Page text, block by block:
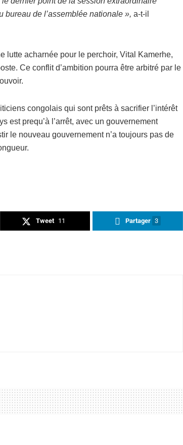
bureau de l’assemblée nationale », a-t-il
lutte acharnée pour le perchoir, Vital Kamerhe,
Ce conflit d’ambition pourra être arbitré par le
congolais qui sont prêts à sacrifier l’intérêt
est prequ’à l’arrêt, avec un gouvernement
le nouveau gouvernement n’a toujours pas de
Tweet 11 Partager 3